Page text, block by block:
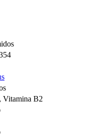
Vitamina B2